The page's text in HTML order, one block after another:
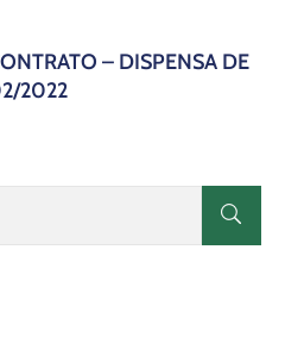
– DISPENSA DE
2022